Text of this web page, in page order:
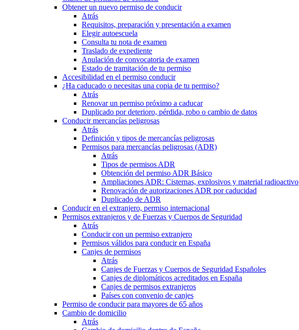
Obtener un nuevo permiso de conducir
Atrás
Requisitos, preparación y presentación a examen
Elegir autoescuela
Consulta tu nota de examen
Traslado de expediente
Anulación de convocatoria de examen
Estado de tramitación de tu permiso
Accesibilidad en el permiso conducir
¿Ha caducado o necesitas una copia de tu permiso?
Atrás
Renovar un permiso próximo a caducar
Duplicado por deterioro, pérdida, robo o cambio de datos
Conducir mercancías peligrosas
Atrás
Definición y tipos de mercancías peligrosas
Permisos para mercancías peligrosas (ADR)
Atrás
Tipos de permisos ADR
Obtención del permiso ADR Básico
Ampliaciones ADR: Cisternas, explosivos y material radioactivo
Renovación de autorizaciones ADR por caducidad
Duplicado de ADR
Conducir en el extranjero, permiso internacional
Permisos extranjeros y de Fuerzas y Cuerpos de Seguridad
Atrás
Conducir con un permiso extranjero
Permisos válidos para conducir en España
Canjes de permisos
Atrás
Canjes de Fuerzas y Cuerpos de Seguridad Españoles
Canjes de diplomáticos acreditados en España
Canjes de permisos extranjeros
Países con convenio de canjes
Permiso de conducir para mayores de 65 años
Cambio de domicilio
Atrás